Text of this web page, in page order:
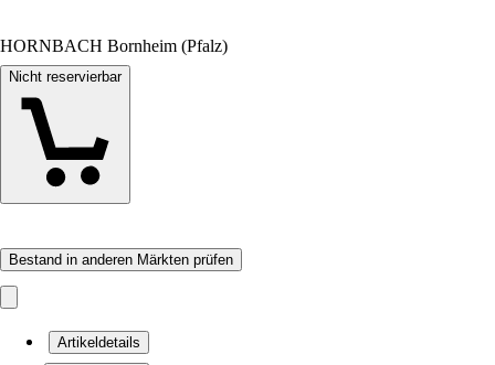
HORNBACH Bornheim (Pfalz)
Nicht reservierbar
Bestand in anderen Märkten prüfen
Artikeldetails